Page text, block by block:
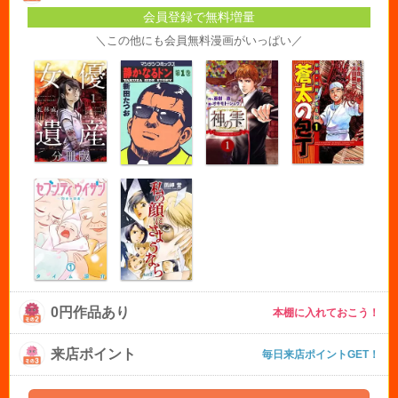
会員登録で無料増量
＼この他にも会員無料漫画がいっぱい／
0円作品あり 本棚に入れておこう！
来店ポイント 毎日来店ポイントGET！